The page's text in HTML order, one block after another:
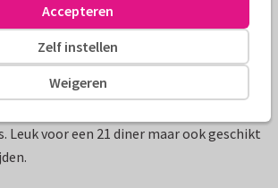
voor een 21 diner maar ook geschikt
Weigeren
Zelf instellen
Accepteren